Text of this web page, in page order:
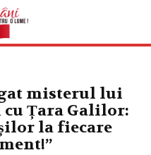
misterul lui
cu Țara Galilor:
la fiecare